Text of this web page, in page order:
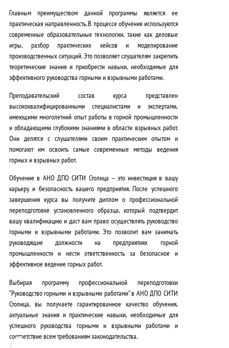
Главным преимуществом данной программы является ее
практическая направленность. В процессе обучения используются
современные образовательные технологии, такие как деловые
игры, разбор практических кейсов и моделирование
производственных ситуаций. Это позволяет слушателям закрепить
теоретические знания и приобрести навыки, необходимые для
эффективного руководства горными и взрывными работами.
Преподавательский состав курса представлен
высококвалифицированными специалистами и экспертами,
имеющими многолетний опыт работы в горной промышленности
и обладающими глубокими знаниями в области взрывных работ.
Они делятся с слушателями своим практическим опытом и
помогают им освоить самые современные методы ведения
горных и взрывных работ.
Обучение в АНО ДПО СИТИ Столица – это инвестиция в вашу
карьеру и безопасность вашего предприятия. После успешного
завершения курса вы получите диплом о профессиональной
переподготовке установленного образца, который подтвердит
вашу квалификацию и даст вам право осуществлять руководство
горными и взрывными работами. Это позволит вам занимать
руководящие должности на предприятиях горной
промышленности и нести ответственность за безопасное и
эффективное ведение горных работ.
Выбирая программу профессиональной переподготовки
“Руководство горными и взрывными работами” в АНО ДПО СИТИ
Столица, вы получаете гарантированное качество обучения,
актуальные знания и практические навыки, необходимые для
успешного руководства горными и взрывными работами и
соответствие всем требованиям законодательства.